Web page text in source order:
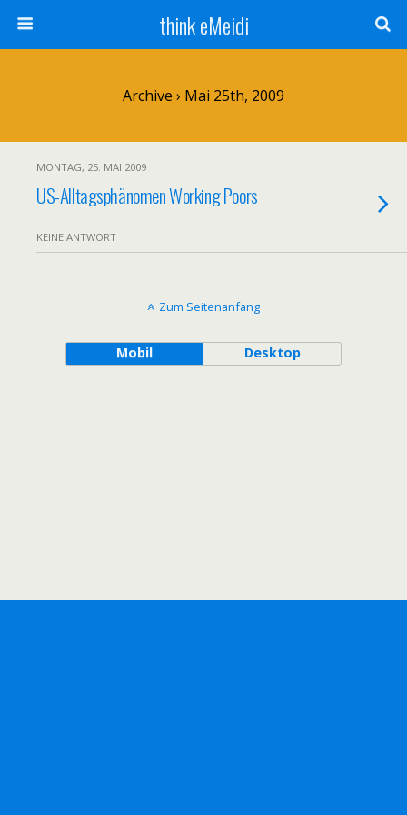
think eMeidi
Archive › Mai 25th, 2009
MONTAG, 25. MAI 2009
US-Alltagsphänomen Working Poors
KEINE ANTWORT
Zum Seitenanfang
Mobil Desktop